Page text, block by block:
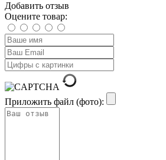
Добавить отзыв
Оцените товар:
Приложить файл (фото):